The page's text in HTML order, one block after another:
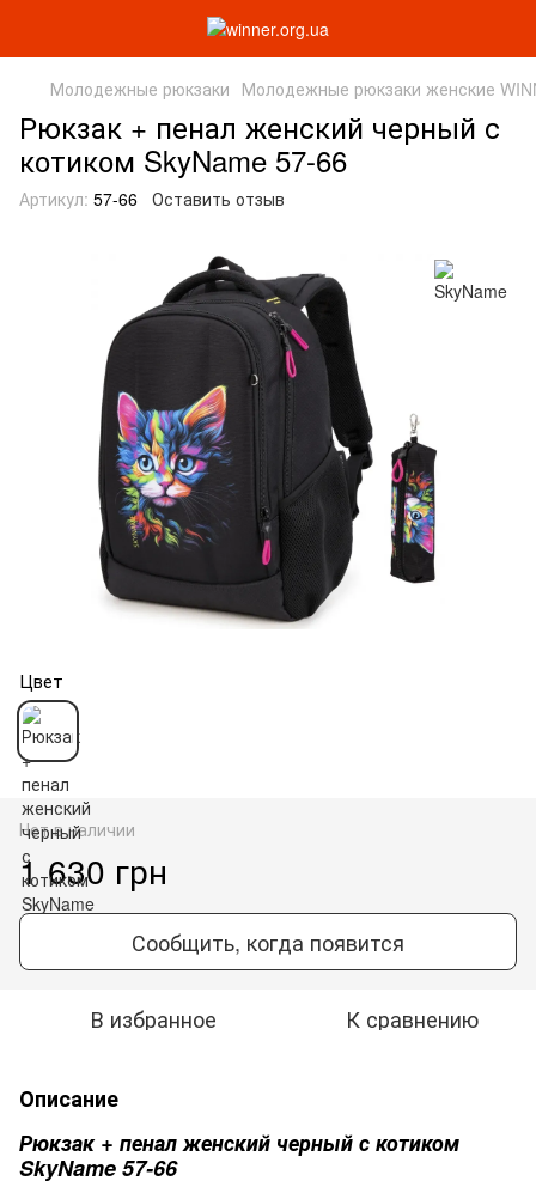
Молодежные рюкзаки Молодежные рюкзаки женские
Рюкзак + пенал женский черный с
котиком SkyName 57-66
Артикул: 57-66 Оставить отзыв
Цвет
Нет в наличии
1 630 грн
Сообщить, когда появится
В избранное К сравнению
Описание
Рюкзак + пенал женский черный с котиком
SkyName 57-66